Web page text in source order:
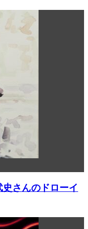
さんのドローイ